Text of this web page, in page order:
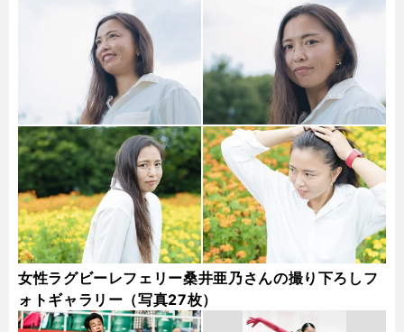
女性ラグビーレフェリー桑井亜乃さんの撮り下ろしフ
ォトギャラリー（写真27枚）